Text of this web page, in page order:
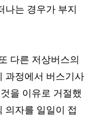
나는 경우가 부지
다른 저상버스의
과정에서 버스기사
을 이유로 거절했
의자를 일일이 접